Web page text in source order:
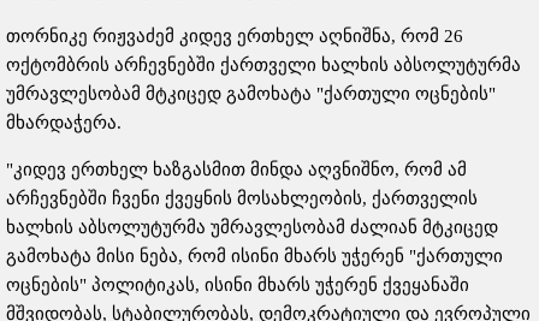
თორნიკე რიჟვაძემ კიდევ ერთხელ აღნიშნა, რომ 26
ოქტომბრის არჩევნებში ქართველი ხალხის აბსოლუტურმა
უმრავლესობამ მტკიცედ გამოხატა "ქართული ოცნების"
მხარდაჭერა.
"კიდევ ერთხელ ხაზგასმით მინდა აღვნიშნო, რომ ამ
არჩევნებში ჩვენი ქვეყნის მოსახლეობის, ქართველის
ხალხის აბსოლუტურმა უმრავლესობამ ძალიან მტკიცედ
გამოხატა მისი ნება, რომ ისინი მხარს უჭერენ "ქართული
ოცნების" პოლიტიკას, ისინი მხარს უჭერენ ქვეყანაში
მშვიდობას, სტაბილურობას, დემოკრატიული და ევროპული